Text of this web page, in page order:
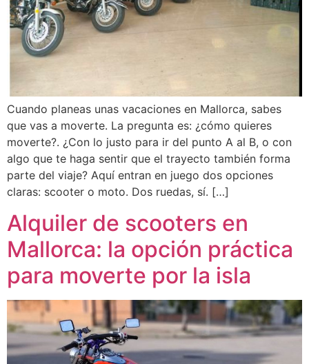
Cuando planeas unas vacaciones en Mallorca, sabes
que vas a moverte. La pregunta es: ¿cómo quieres
moverte?. ¿Con lo justo para ir del punto A al B, o con
algo que te haga sentir que el trayecto también forma
parte del viaje? Aquí entran en juego dos opciones
claras: scooter o moto. Dos ruedas, sí. […]
Alquiler de scooters en
Mallorca: la opción práctica
para moverte por la isla